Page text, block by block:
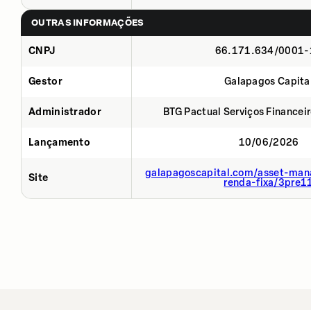
OUTRAS INFORMAÇÕES
CNPJ 66.171.634/0001-
Gestor Galapagos
Administrador BTG Pactual Serviços
Lançamento 10/06/2026
Site
galapagoscapital.com/asset-
renda-fixa/